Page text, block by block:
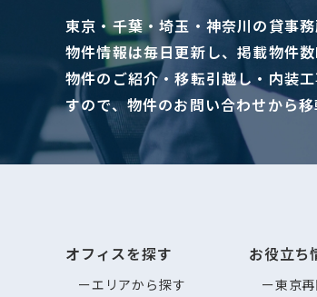
東京・千葉・埼玉・神奈川の貸事
物件情報は毎日更新し、掲載物件
物件のご紹介・移転引越し・内装
すので、物件のお問い合わせから
オフィスを探す
エリアから探す
お役立ち
東京